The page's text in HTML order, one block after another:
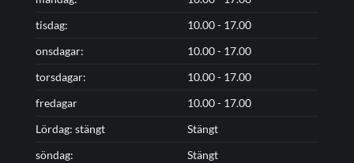
tisdag:
10.00 - 17.00
onsdagar:
10.00 - 17.00
torsdagar:
10.00 - 17.00
fredagar
10.00 - 17.00
Lördag: stängt
Stängt
söndag:
Stängt